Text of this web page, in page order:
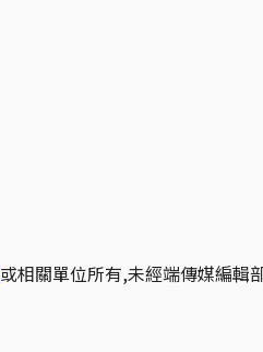
或相關單位所有,未經端傳媒編輯